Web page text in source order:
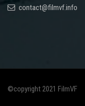
contact@filmvf.info
©copyright 2021 FilmVF